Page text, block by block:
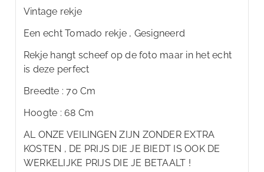
Vintage rekje
Een echt Tomado rekje , Gesigneerd
Rekje hangt scheef op de foto maar in het echt
is deze perfect
Breedte : 70 Cm
Hoogte : 68 Cm
AL ONZE VEILINGEN ZIJN ZONDER EXTRA
KOSTEN , DE PRIJS DIE JE BIEDT IS OOK DE
WERKELIJKE PRIJS DIE JE BETAALT !